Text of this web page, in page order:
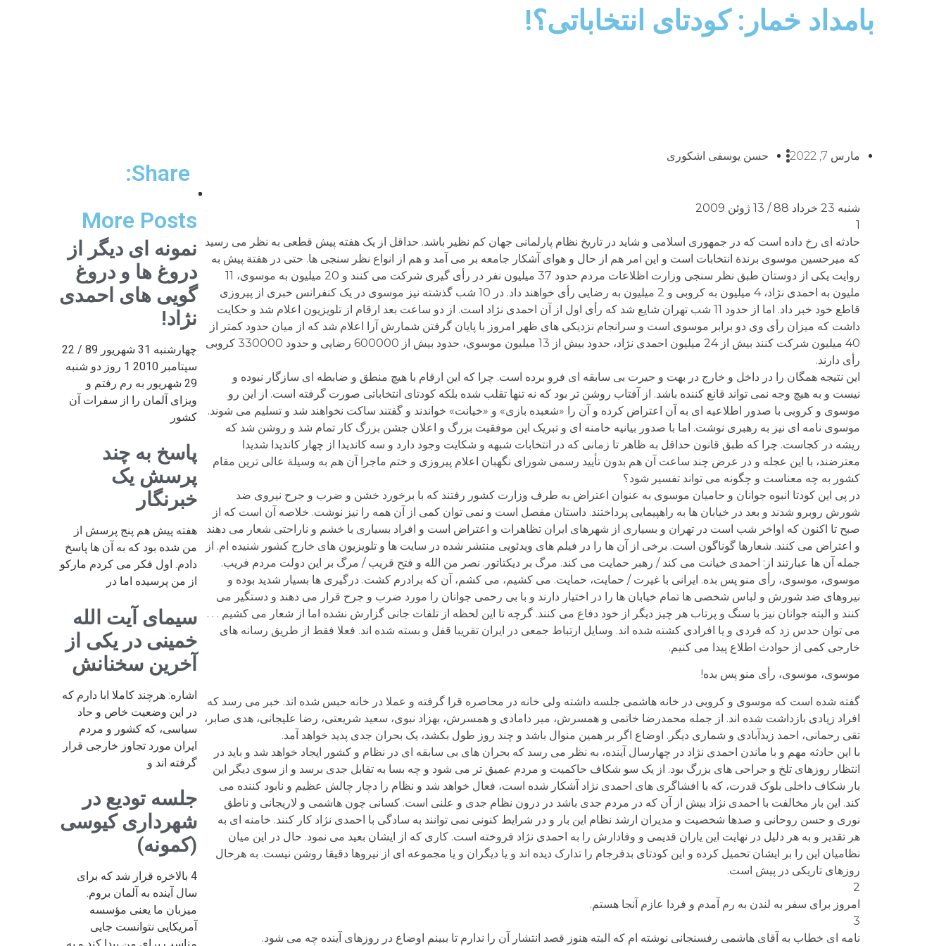
بامداد خمار: کودتای انتخاباتی؟!
مارس 7, 2022 حسن یوسفی اشکوری
شنبه 23 خرداد 88 / 13 ژوئن 2009
1
حادثه ای رخ داده است که در جمهوری اسلامی و شاید در تاریخ نظام پارلمانی جهان کم نظیر باشد. حداقل از یک هفته پیش قطعی به نظر می رسید
که میرحسین موسوی برندة انتخابات است و این امر هم از حال و هوای آشکار جامعه بر می آمد و هم از انواع نظر سنجی ها. حتی در هفتة پیش به
روایت یکی از دوستان طبق نظر سنجی وزارت اظلاعات مردم حدود 37 میلیون نفر در رأی گیری شرکت می کنند و 20 میلیون به موسوی، 11
ملیون به احمدی نژاد، 4 میلیون به کروبی و 2 میلیون به رضایی رأی خواهند داد. در 10 شب گذشته نیز موسوی در یک کنفرانس خبری از پیروزی
قاطع خود خبر داد. اما از حدود 11 شب تهران شایع شد که رأی اول از آن احمدی نژاد است. از دو ساعت بعد ارقام از تلویزیون اعلام شد و حکایت
داشت که میزان رأی وی دو برابر موسوی است و سرانجام نزدیکی های ظهر امروز با پایان گرفتن شمارش آرا اعلام شد که از میان حدود کمتر از
40 میلیون شرکت کنند بیش از 24 میلیون احمدی نژاد، حدود بیش از 13 میلیون موسوی، حدود بیش از 600000 رضایی و حدود 330000 کروبی
رأی دارند.
این نتیجه همگان را در داخل و خارج در بهت و حیرت بی سابقه ای فرو برده است. چرا که این ارقام با هیچ منطق و ضابطه ای سازگار نبوده و
نیست و به هیچ وجه نمی تواند قانع کننده باشد. از آفتاب روشن تر بود که نه تنها تقلب شده بلکه کودتای انتخاباتی صورت گرفته است. از این رو
موسوی و کروبی با صدور اطلاعیه ای به آن اعتراض کرده و آن را «شعبده بازی» و «خیانت» خواندند و گفتند ساکت نخواهند شد و تسلیم می شوند.
موسوی نامه ای نیز به رهبری نوشت. اما با صدور بیانیه خامنه ای و تبریک این موفقیت بزرگ و اعلان جشن بزرگ کار تمام شد و روشن شد که
ریشه در کجاست. چرا که طبق قانون حداقل به ظاهر تا زمانی که در انتخابات شبهه و شکایت وجود دارد و سه کاندیدا از چهار کاندیدا شدیدا
معترضند، با این عجله و در عرض چند ساعت آن هم بدون تأیید رسمی شورای نگهبان اعلام پیروزی و ختم ماجرا آن هم به وسیلة عالی ترین مقام
کشور به چه معناست و چگونه می تواند تفسیر شود؟
در پی این کودتا انبوه جوانان و حامیان موسوی به عنوان اعتراض به طرف وزارت کشور رفتند که با برخورد خشن و ضرب و جرح نیروی ضد
شورش روبرو شدند و بعد در خیابان ها به راهپیمایی پرداختند. داستان مفصل است و نمی توان کمی از آن همه را نیز نوشت. خلاصه آن است که از
صبح تا اکنون که اواخر شب است در تهران و بسیاری از شهرهای ایران تظاهرات و اعتراض است و افراد بسیاری با خشم و ناراحتی شعار می دهند
و اعتراض می کنند. شعارها گوناگون است. برخی از آن ها را در فیلم های ویدئویی منتشر شده در سایت ها و تلویزیون های خارج کشور شنیده ام. از
جمله آن ها عبارتند از: احمدی خیانت می کند / رهبر حمایت می کند. مرگ بر دیکتاتور. نصر من الله و فتح قریب / مرگ بر این دولت مردم فریب.
موسوی، موسوی، رأی منو پس بده. ایرانی با غیرت / حمایت، حمایت. می کشیم، می کشم، آن که برادرم کشت. درگیری ها بسیار شدید بوده و
نیروهای ضد شورش و لباس شخصی ها تمام خیابان ها را در اختیار دارند و با بی رحمی جوانان را مورد ضرب و جرح قرار می دهند و دستگیر می
کنند و البته جوانان نیز با سنگ و پرتاب هر چیز دیگر از خود دفاع می کنند. گرچه تا این لحظه از تلفات جانی گزارش نشده اما از شعار می کشیم . . .
می توان حدس زد که فردی و یا افرادی کشته شده اند. وسایل ارتباط جمعی در ایران تقریبا قفل و بسته شده اند. فعلا فقط از طریق رسانه های
خارجی کمی از حوادث اطلاع پیدا می کنیم.
موسوی، موسوی، رأی منو پس بده!
گفته شده است که موسوی و کروبی در خانه هاشمی جلسه داشته ولی خانه در محاصره قرا گرفته و عملا در خانه حبس شده اند. خبر می رسد که
افراد زیادی بازداشت شده اند. از جمله محمدرضا خاتمی و همسرش، میر دامادی و همسرش، بهزاد نبوی، سعید شریعتی، رضا علیجانی، هدی صابر،
تقی رحمانی، احمد زیدآبادی و شماری دیگر. اوضاع اگر بر همین منوال باشد و چند روز طول بکشد، یک بحران جدی پدید خواهد آمد.
با این حادثه مهم و با ماندن احمدی نژاد در چهارسال آینده، به نظر می رسد که بحران های بی سابقه ای در نظام و کشور ایجاد خواهد شد و باید در
انتظار روزهای تلخ و جراحی های بزرگ بود. از یک سو شکاف حاکمیت و مردم عمیق تر می شود و چه بسا به تقابل جدی برسد و از سوی دیگر این
بار شکاف داخلی بلوک قدرت، که با افشاگری های احمدی نژاد آشکار شده است، فعال خواهد شد و نظام را دچار چالش عظیم و نابود کننده می
کند. این بار مخالفت با احمدی نژاد بیش از آن که در مردم جدی باشد در درون نظام جدی و علنی است. کسانی چون هاشمی و لاریجانی و ناطق
نوری و حسن روحانی و صدها شخصیت و مدیران ارشد نظام این بار و در شرایط کنونی نمی توانند به سادگی با احمدی نژاد کار کنند. خامنه ای به
هر تقدیر و به هر دلیل در نهایت این یاران قدیمی و وفادارش را به احمدی نژاد فروخته است. کاری که از ایشان بعید می نمود. حال در این میان
نظامیان این را بر ایشان تحمیل کرده و این کودتای بدفرجام را تدارک دیده اند و یا دیگران و یا مجموعه ای از نیروها دقیقا روشن نیست. به هرحال
روزهای تاریکی در پیش است.
2
امروز برای سفر به لندن به رم آمدم و فردا عازم آنجا هستم.
3
نامه ای خطاب به آقای هاشمی رفسنجانی نوشته ام که البته هنوز قصد انتشار آن را ندارم تا ببینم اوضاع در روزهای آینده چه می شود.
Share:
More Posts
نمونه ای دیگر از
دروغ ها و دروغ
گویی های احمدی
نژاد!
چهارشنبه 31 شهریور 89 / 22
سپتامبر 2010 1 روز دو شنبه
29 شهریور به رم رفتم و
ویزای آلمان را از سفرات آن
کشور
پاسخ به چند
پرسش یک
خبرنگار
هفته پیش هم پنج پرسش از
من شده بود که به آن ها پاسخ
دادم. اول فکر می کردم مارکو
از من پرسیده اما در
سیمای آیت الله
خمینی در یکی از
آخرین سخنانش
اشاره: هرچند کاملا ابا دارم که
در این وضعیت خاص و حاد
سیاسی، که کشور و مردم
ایران مورد تجاوز خارجی قرار
گرفته اند و
جلسه تودیع در
شهرداری کیوسی
(کمونه)
4 بالاخره قرار شد که برای
سال آینده به آلمان بروم.
میزبان ما یعنی مؤسسه
آمریکایی نتوانست جایی